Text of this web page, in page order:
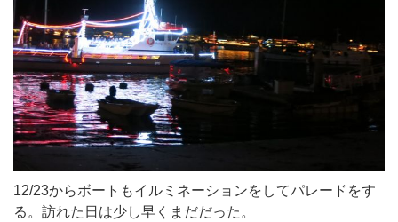
12/23からボートもイルミネーションをしてパレードをす
る。訪れた日は少し早くまだだった。